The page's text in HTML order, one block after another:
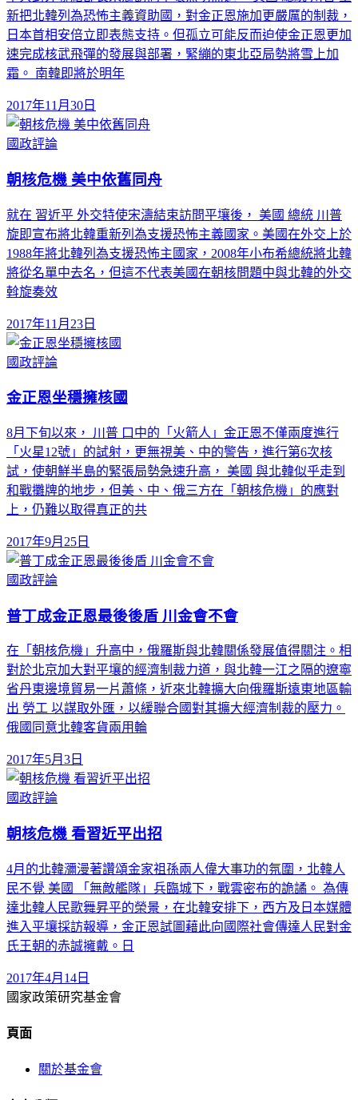
新把北韓列為恐怖主義資助國，對金正恩施加更嚴厲的制裁，
日本首相安倍立即表態支持。但孤立可能反而迫使金正恩更加
速完成核武飛彈的發展與部署，緊繃的東北亞局勢將雪上加
霜。 南韓即將於明年
2017年11月30日
國政評論
朝核危機 美中依舊同舟
就在 習近平 外交特使宋濤結束訪問平壤後， 美國 總統 川普
旋即宣布將北韓重新列為支援恐怖主義國家。美國在外交上於
1988年將北韓列為支援恐怖主國家，2008年小布希總統將北韓
將從名單中去名，但這不代表美國在朝核問題中與北韓的外交
斡旋奏效
2017年11月23日
國政評論
金正恩坐穩擁核國
8月下旬以來， 川普 口中的「火箭人」金正恩不僅兩度進行
「火星12號」的試射，更無視美、中的警告，進行第6次核
試，使朝鮮半島的緊張局勢急速升高， 美國 與北韓似乎走到
和戰攤牌的地步，但美、中、俄三方在「朝核危機」的應對
上，仍難以取得真正的共
2017年9月25日
國政評論
普丁成金正恩最後後盾 川金會不會
在「朝核危機」升高中，俄羅斯與北韓關係發展值得關注。相
對於北京加大對平壤的經濟制裁力道，與北韓一江之隔的遼寧
省丹東邊境貿易一片蕭條，近來北韓擴大向俄羅斯遠東地區輸
出 勞工 以謀取外匯，以緩聯合國對其擴大經濟制裁的壓力。
俄國同意北韓客貨兩用輪
2017年5月3日
國政評論
朝核危機 看習近平出招
4月的北韓瀰漫著讚頌金家祖孫兩人偉大事功的氛圍，北韓人
民不覺 美國 「無敵艦隊」兵臨城下，戰雲密布的詭譎。 為傳
達北韓人民歌舞昇平的榮景，在北韓安排下，西方及日本媒體
進入平壤採訪報導，金正恩試圖藉此向國際社會傳達人民對金
氏王朝的赤誠擁戴。日
2017年4月14日
國家政策研究基金會
頁面
關於基金會